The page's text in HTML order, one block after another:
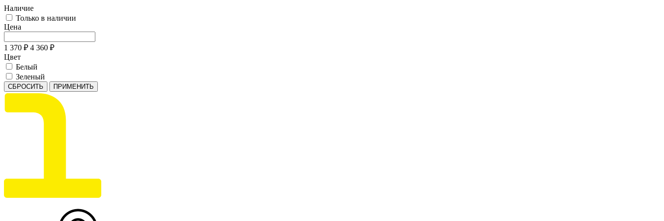
Наличие
Только в наличии
Цена
1 370 ₽ 4 360 ₽
Цвет
Белый
Зеленый
СБРОСИТЬ ПРИМЕНИТЬ